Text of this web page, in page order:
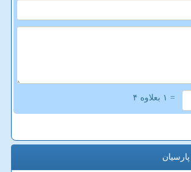
= ۱ بعلاوه ۴